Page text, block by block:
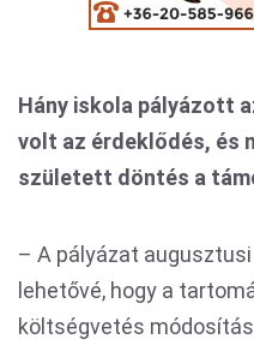
Hány iskola pályázott
volt az érdeklődés, és
született döntés a
– A pályázat
lehetővé, hogy a
költségvetés